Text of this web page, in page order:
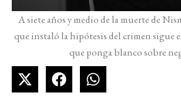
A siete años y medio de la muerte de
que instaló la hipótesis del crimen sigue
que ponga blanco sobre